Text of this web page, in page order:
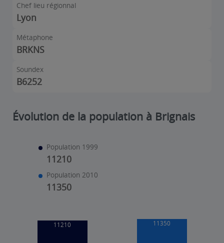
Chef lieu régionnal
Lyon
Métaphone
BRKNS
Soundex
B6252
Évolution de la population à Brignais
Population 1999
11210
Population 2010
11350